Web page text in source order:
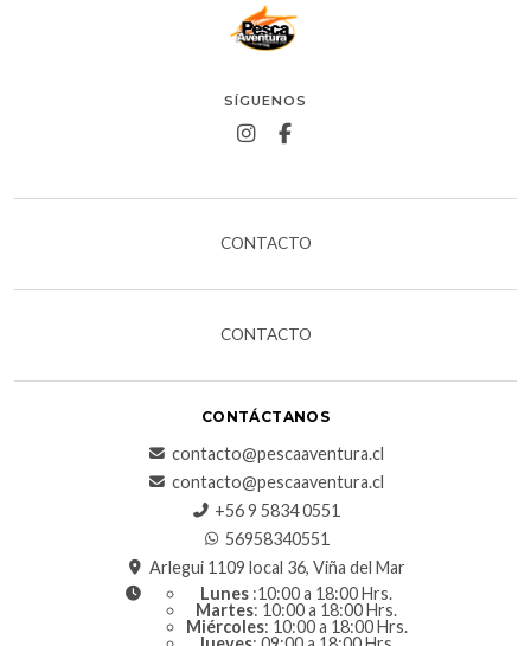
SÍGUENOS
CONTACTO
CONTACTO
CONTÁCTANOS
contacto@pescaaventura.cl
contacto@pescaaventura.cl
+56 9 5834 0551
56958340551
Arlegui 1109 local 36, Viña del Mar
Lunes :10:00 a 18:00 Hrs.
Martes: 10:00 a 18:00 Hrs.
Miércoles: 10:00 a 18:00 Hrs.